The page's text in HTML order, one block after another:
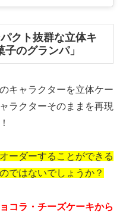
クト抜群な立体キ
のグランパ」
キャラクターを立体ケー
ラクターそのままを再現
ーダーすることができる
ではないでしょうか？
コラ・チーズケーキから